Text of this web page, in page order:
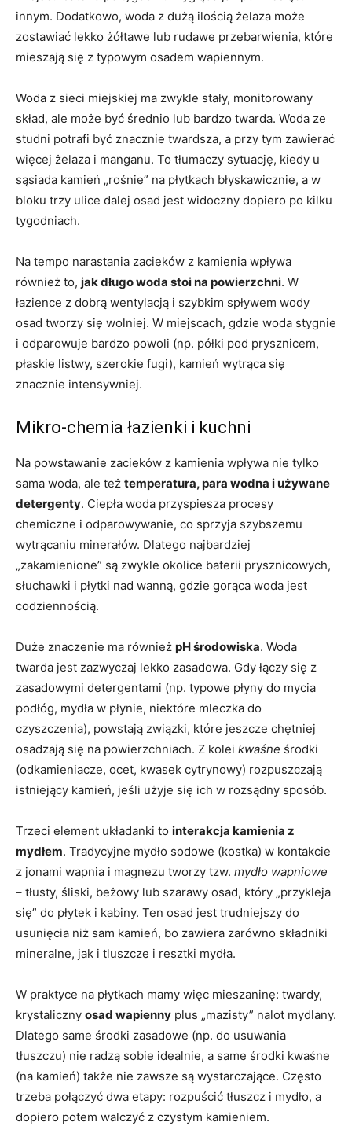
innym. Dodatkowo, woda z dużą ilością żelaza może
zostawiać lekko żółtawe lub rudawe przebarwienia, które
mieszają się z typowym osadem wapiennym.
Woda z sieci miejskiej ma zwykle stały, monitorowany
skład, ale może być średnio lub bardzo twarda. Woda ze
studni potrafi być znacznie twardsza, a przy tym zawierać
więcej żelaza i manganu. To tłumaczy sytuację, kiedy u
sąsiada kamień „rośnie” na płytkach błyskawicznie, a w
bloku trzy ulice dalej osad jest widoczny dopiero po kilku
tygodniach.
Na tempo narastania zacieków z kamienia wpływa
również to, jak długo woda stoi na powierzchni. W
łazience z dobrą wentylacją i szybkim spływem wody
osad tworzy się wolniej. W miejscach, gdzie woda stygnie
i odparowuje bardzo powoli (np. półki pod prysznicem,
płaskie listwy, szerokie fugi), kamień wytrąca się
znacznie intensywniej.
Mikro-chemia łazienki i kuchni
Na powstawanie zacieków z kamienia wpływa nie tylko
sama woda, ale też temperatura, para wodna i używane
detergenty. Ciepła woda przyspiesza procesy
chemiczne i odparowywanie, co sprzyja szybszemu
wytrącaniu minerałów. Dlatego najbardziej
„zakamienione” są zwykle okolice baterii prysznicowych,
słuchawki i płytki nad wanną, gdzie gorąca woda jest
codziennością.
Duże znaczenie ma również pH środowiska. Woda
twarda jest zazwyczaj lekko zasadowa. Gdy łączy się z
zasadowymi detergentami (np. typowe płyny do mycia
podłóg, mydła w płynie, niektóre mleczka do
czyszczenia), powstają związki, które jeszcze chętniej
osadzają się na powierzchniach. Z kolei kwaśne środki
(odkamieniacze, ocet, kwasek cytrynowy) rozpuszczają
istniejący kamień, jeśli użyje się ich w rozsądny sposób.
Trzeci element układanki to interakcja kamienia z
mydłem. Tradycyjne mydło sodowe (kostka) w kontakcie
z jonami wapnia i magnezu tworzy tzw. mydło wapniowe
– tłusty, śliski, beżowy lub szarawy osad, który „przykleja
się” do płytek i kabiny. Ten osad jest trudniejszy do
usunięcia niż sam kamień, bo zawiera zarówno składniki
mineralne, jak i tluszcze i resztki mydła.
W praktyce na płytkach mamy więc mieszaninę: twardy,
krystaliczny osad wapienny plus „mazisty” nalot mydlany.
Dlatego same środki zasadowe (np. do usuwania
tłuszczu) nie radzą sobie idealnie, a same środki kwaśne
(na kamień) także nie zawsze są wystarczające. Często
trzeba połączyć dwa etapy: rozpuścić tłuszcz i mydło, a
dopiero potem walczyć z czystym kamieniem.